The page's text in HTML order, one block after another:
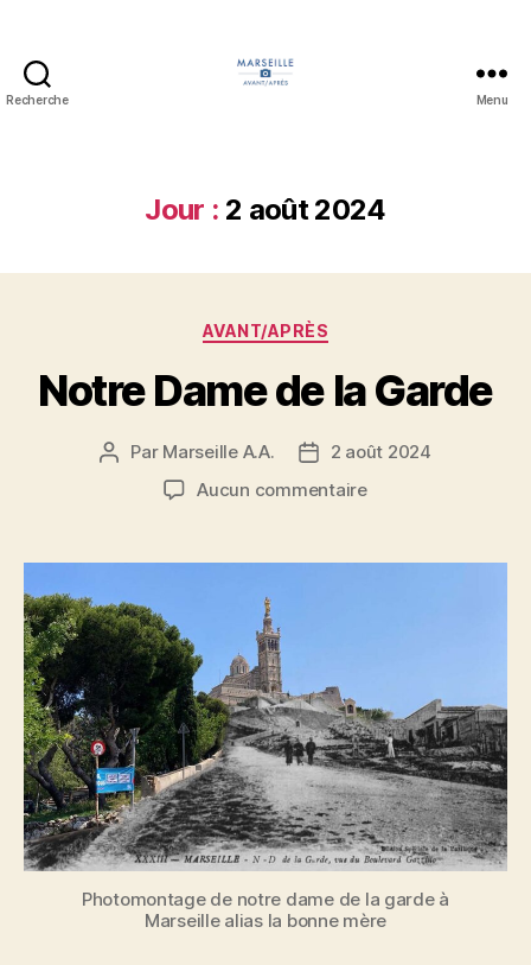
Recherche Menu
Jour : 2 août 2024
Catégories
AVANT/APRÈS
Notre Dame de la Garde
Auteur
Par Marseille A.A.
Date2 août 2024
Aucun commentairesur
de
Photomontage de notre dame de la garde à
Marseille alias la bonne mère